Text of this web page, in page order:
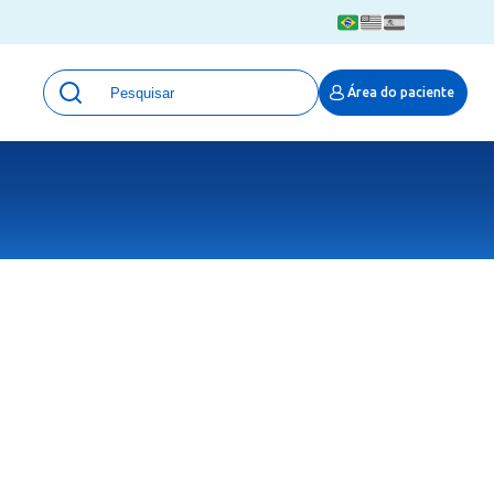
Área do paciente
Unidades
Qualidade e Segurança em saúde